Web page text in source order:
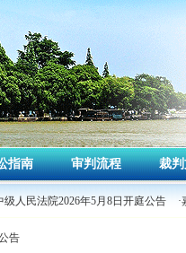
指南 审判流程 裁
级人民法院2026年5月8日开庭公告
告